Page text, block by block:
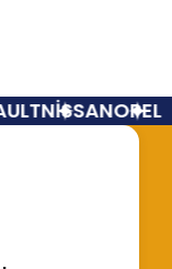
NİSSANOPEL